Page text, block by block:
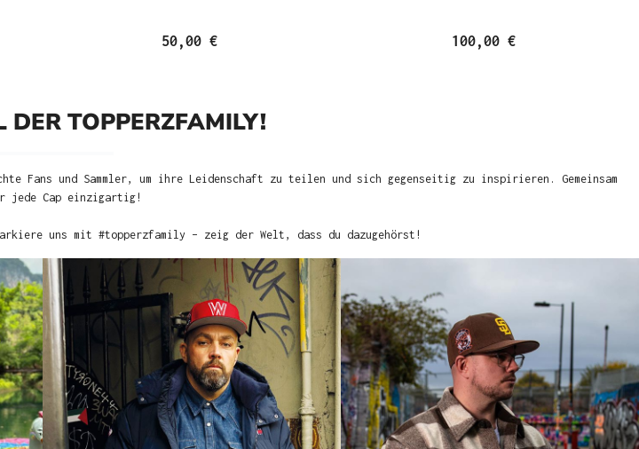
50,00 € 100,00 €
DER TOPPERZFAMILY!
Fans und Sammler, um ihre Leidenschaft zu teilen und sich gegenseitig zu inspirieren. Gemeinsam
jede Cap einzigartig!
uns mit #topperzfamily – zeig der Welt, dass du dazugehörst!